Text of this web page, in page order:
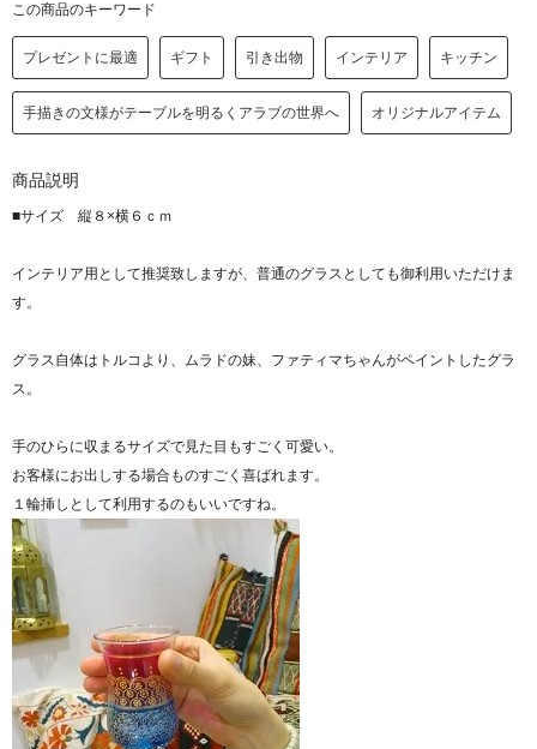
この商品のキーワード
プレゼントに最適 ギフト 引き出物 インテリア キッチン
手描きの文様がテーブルを明るくアラブの世界へ オリジナルアイテム
商品説明
■サイズ 縦８×横６ｃｍ
インテリア用として推奨致しますが、普通のグラスとしても御利用いただけま
す。
グラス自体はトルコより、ムラドの妹、ファティマちゃんがペイントしたグラ
ス。
手のひらに収まるサイズで見た目もすごく可愛い。
お客様にお出しする場合ものすごく喜ばれます。
１輪挿しとして利用するのもいいですね。